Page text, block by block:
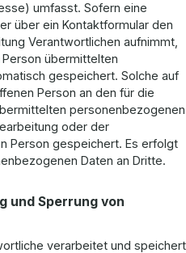
umfasst. Sofern eine
über ein Kontaktformular den
Verantwortlichen aufnimmt,
übermittelten
gespeichert. Solche auf
Person an den für die
personenbezogenen
oder der
Person gespeichert. Es erfolgt
Daten an Dritte.
und Sperrung von
verarbeitet und speichert